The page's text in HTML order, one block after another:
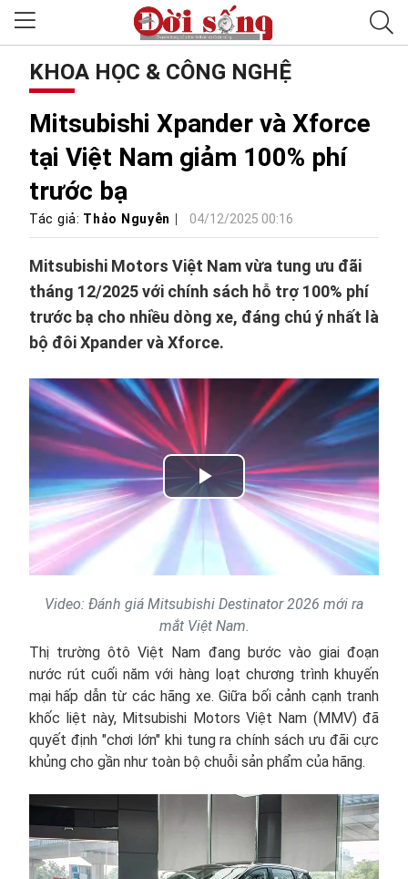
KHOA HỌC & CÔNG NGHỆ
Mitsubishi Xpander và Xforce
tại Việt Nam giảm 100% phí
trước bạ
Tác giả: Thảo Nguyễn 04/12/2025 00:16
Mitsubishi Motors Việt Nam vừa tung ưu đãi
tháng 12/2025 với chính sách hỗ trợ 100% phí
trước bạ cho nhiều dòng xe, đáng chú ý nhất là
bộ đôi Xpander và Xforce.
Play
Video
Video: Đánh giá Mitsubishi Destinator 2026 mới ra
mắt Việt Nam.
Thị trường ôtô Việt Nam đang bước vào giai đoạn
nước rút cuối năm với hàng loạt chương trình khuyến
mại hấp dẫn từ các hãng xe. Giữa bối cảnh cạnh tranh
khốc liệt này, Mitsubishi Motors Việt Nam (MMV) đã
quyết định "chơi lớn" khi tung ra chính sách ưu đãi cực
khủng cho gần như toàn bộ chuỗi sản phẩm của hãng.